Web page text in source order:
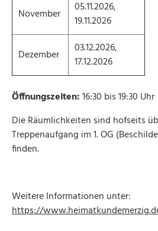
November
05.11.2026,
19.11.2026
Dezember
03.12.2026,
17.12.2026
Öffnungszeiten:16:30 bis 19:30 Uhr
Die Räumlichkeiten sind hofseits
Treppenaufgang im 1. OG
finden.
Weitere Informationen unter:
https://